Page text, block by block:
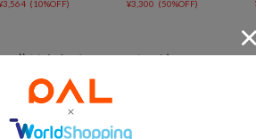
ルダー付き
3,564 (10%OFF) ¥3,300 (50%OFF)
分けられる2WAYバッグ